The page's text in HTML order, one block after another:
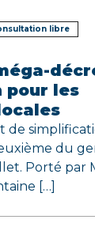
libre
pour les
de
du
Porté par
[…]